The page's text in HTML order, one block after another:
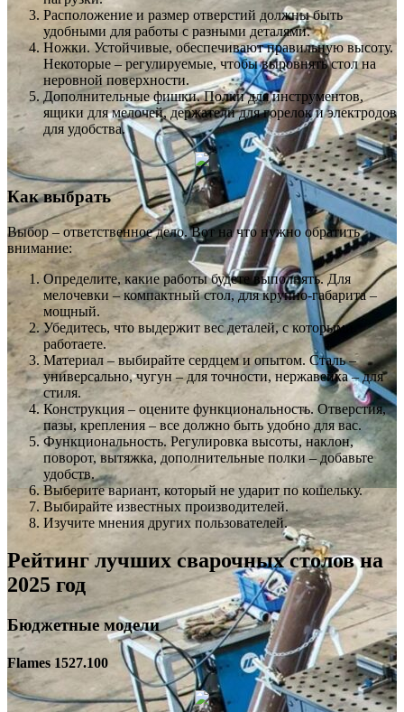
Расположение и размер отверстий должны быть
удобными для работы с разными деталями.
Ножки. Устойчивые, обеспечивают правильную высоту.
Некоторые – регулируемые, чтобы выровнять стол на
неровной поверхности.
Дополнительные фишки. Полки для инструментов,
ящики для мелочей, держатели для горелок и электродов
для удобства.
Как выбрать
Выбор – ответственное дело. Вот на что нужно обратить
внимание:
Определите, какие работы будете выполнять. Для
мелочевки – компактный стол, для крупно-габарита –
мощный.
Убедитесь, что выдержит вес деталей, с которыми
работаете.
Материал – выбирайте сердцем и опытом. Сталь –
универсально, чугун – для точности, нержавейка – для
стиля.
Конструкция – оцените функциональность. Отверстия,
пазы, крепления – все должно быть удобно для вас.
Функциональность. Регулировка высоты, наклон,
поворот, вытяжка, дополнительные полки – добавьте
удобств.
Выберите вариант, который не ударит по кошельку.
Выбирайте известных производителей.
Изучите мнения других пользователей.
Рейтинг лучших сварочных столов на
2025 год
Бюджетные модели
Flames 1527.100